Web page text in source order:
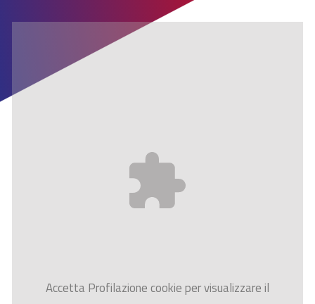
AccettaProfilazionecookie per visualizzare il